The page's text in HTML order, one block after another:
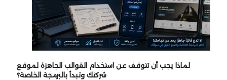
لماذا يجب أن تتوقف عن استخدام القوالب الجاهزة لموقع
شركتك وتبدأ بالبرمجة الخاصة؟